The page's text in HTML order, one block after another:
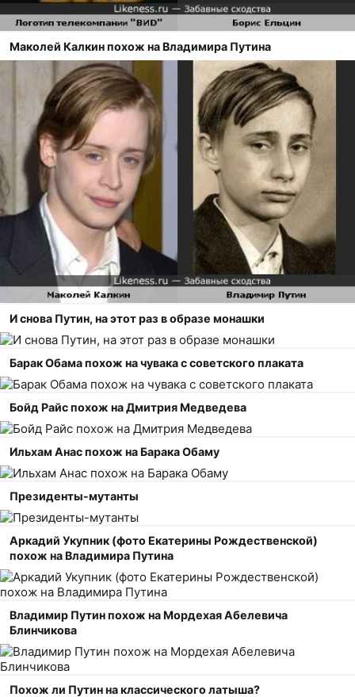
Маколей Калкин похож на Владимира Путина
И снова Путин, на этот раз в образе монашки
Барак Обама похож на чувака с советского плаката
Бойд Райс похож на Дмитрия Медведева
Ильхам Анас похож на Барака Обаму
Президенты-мутанты
Аркадий Укупник (фото Екатерины Рождественской)
похож на Владимира Путина
Владимир Путин похож на Мордехая Абелевича
Блинчикова
Похож ли Путин на классического латыша?